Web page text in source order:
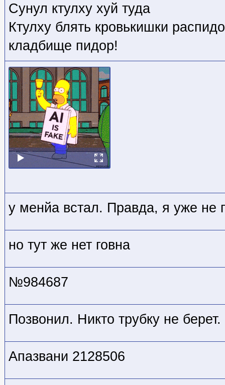
Сунул ктулху хуй туда
Ктулху блять кровькишки
кладбище пидор!
у менйа встал. Правда, я уже не
но тут же нет говна
№984687
Позвонил. Никто трубку не берет.
Апазвани 2128506